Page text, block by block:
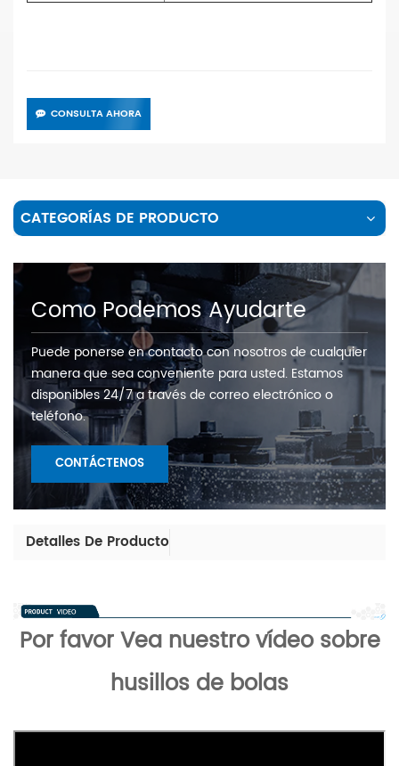
CONSULTA AHORA
CATEGORÍAS DE PRODUCTO
Como Podemos Ayudarte
Puede ponerse en contacto con nosotros de cualquier
manera que sea conveniente para usted. Estamos
disponibles 24/7 a través de correo electrónico o
teléfono.
CONTÁCTENOS
Detalles De Producto
Por favorVea nuestro vídeo sobre
husillos de bolas